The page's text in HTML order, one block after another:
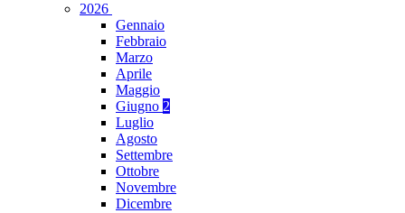
2026
Gennaio
Febbraio
Marzo
Aprile
Maggio
Giugno 2
Luglio
Agosto
Settembre
Ottobre
Novembre
Dicembre